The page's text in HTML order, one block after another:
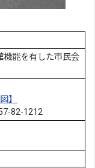
機能を有した市民会
】
82-1212